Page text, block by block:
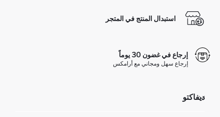
استبدال المنتج في المتجر
إرجاع في غضون 30 يوماً
إرجاع سهل ومجاني مع أرامكس
ديفاكتو